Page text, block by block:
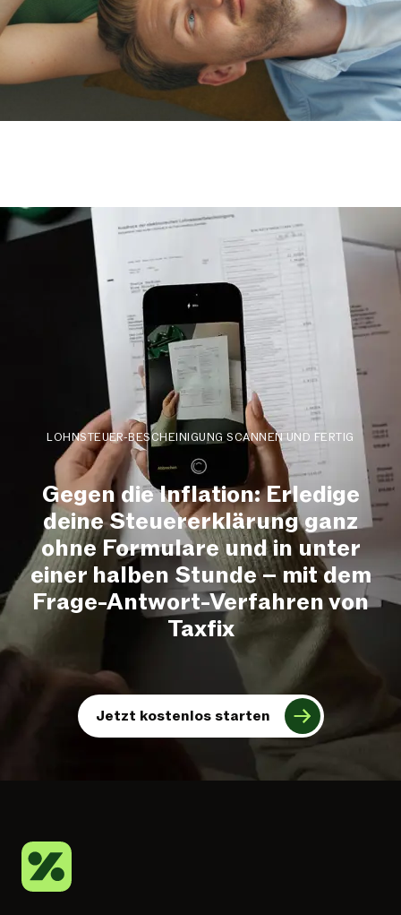
LOHNSTEUER-BESCHEINIGUNG SCANNEN UND FERTIG
Gegen die Inflation: Erledige
deine Steuererklärung ganz
ohne Formulare und in unter
einer halben Stunde – mit dem
Frage-Antwort-Verfahren von
Taxfix
Jetzt kostenlos starten